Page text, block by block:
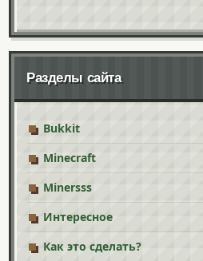
Разделы сайта
Bukkit
Minecraft
Minersss
Интересное
Как это сделать?